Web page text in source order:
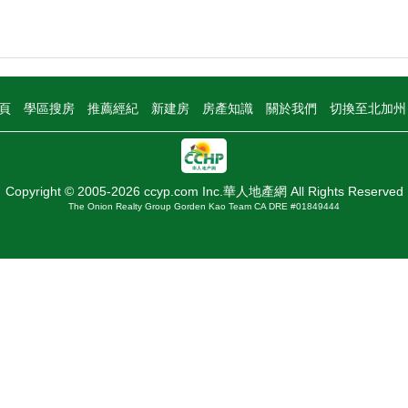
學區搜房 推薦經紀 新建房 房產知識 關於我們 切換至北加
Copyright © 2005-2026 ccyp.com Inc.華人地產網 All Rights Reserved
The Onion Realty Group Gorden Kao Team CA DRE #01849444